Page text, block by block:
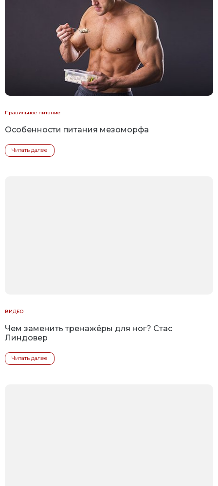
Правильное питание
Особенности питания мезоморфа
Читать далее
ВИДЕО
Чем заменить тренажёры для ног? Стас
Линдовер
Читать далее